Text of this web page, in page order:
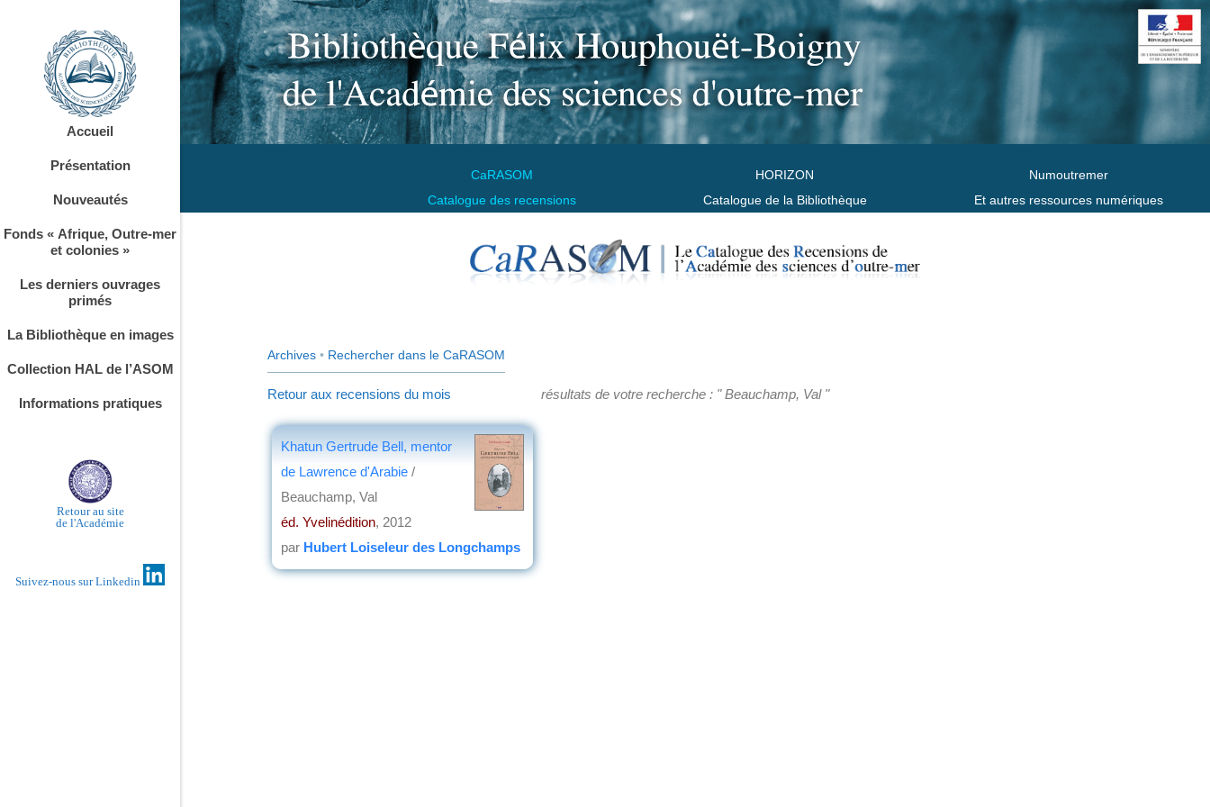
CaRASOM
Catalogue des recensions
HORIZON
Catalogue de la Bibliothèque
Numoutremer
Et autres ressources numériques
Accueil
Présentation
Nouveautés
Fonds « Afrique, Outre-mer
et colonies »
Les derniers ouvrages
primés
La Bibliothèque en images
Collection HAL de l’ASOM
Informations pratiques
Retour au site
de l'Académie
Suivez-nous sur Linkedin
Archives • Rechercher dans le CaRASOM
Retour aux recensions du mois résultats de votre recherche : " Beauchamp, Val "
Khatun Gertrude Bell, mentor
de Lawrence d'Arabie /
Beauchamp, Val
éd. Yvelinédition, 2012
par Hubert Loiseleur des Longchamps